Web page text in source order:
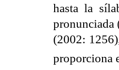
hasta la
pronunciada
(2002:
proporciona